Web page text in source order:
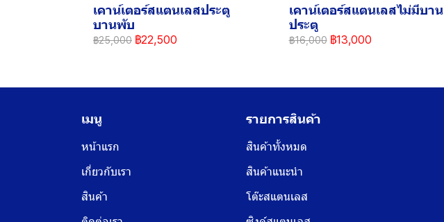
เคาน์เตอร์สแตนเลสประตู
บานพับ
฿25,000 ฿22,500
เคาน์เตอร์สแตนเลสไม่มีบาน
ประตู
฿16,000 ฿13,000
เมนู
หน้าแรก
เกี่ยวกับเรา
สินค้า
รายการสินค้า
สินค้าทั้งหมด
สินค้าแนะนำ
โต๊ะสแตนเลส